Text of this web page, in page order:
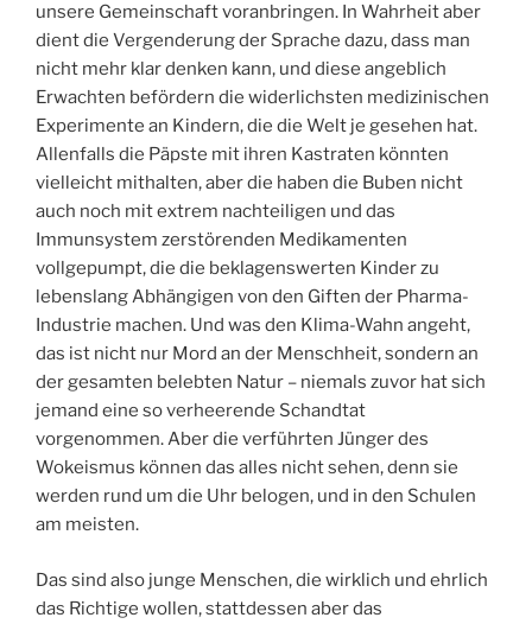
unsere Gemeinschaft voranbringen. In Wahrheit aber
dient die Vergenderung der Sprache dazu, dass man
nicht mehr klar denken kann, und diese angeblich
Erwachten befördern die widerlichsten medizinischen
Experimente an Kindern, die die Welt je gesehen hat.
Allenfalls die Päpste mit ihren Kastraten könnten
vielleicht mithalten, aber die haben die Buben nicht
auch noch mit extrem nachteiligen und das
Immunsystem zerstörenden Medikamenten
vollgepumpt, die die beklagenswerten Kinder zu
lebenslang Abhängigen von den Giften der Pharma-
Industrie machen. Und was den Klima-Wahn angeht,
das ist nicht nur Mord an der Menschheit, sondern an
der gesamten belebten Natur – niemals zuvor hat sich
jemand eine so verheerende Schandtat
vorgenommen. Aber die verführten Jünger des
Wokeismus können das alles nicht sehen, denn sie
werden rund um die Uhr belogen, und in den Schulen
am meisten.
Das sind also junge Menschen, die wirklich und ehrlich
das Richtige wollen, stattdessen aber das